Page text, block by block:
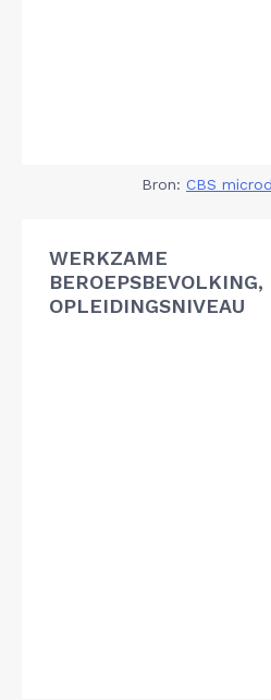
Bron: CBS
WERKZAME
BEROEPSBEVOLKING,
OPLEIDINGSNIVEAU